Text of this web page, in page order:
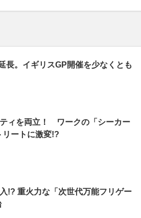
長。イギリスGP開催を少なくとも
ィを両立！ ワークの「シーカー
リートに激変!?
!? 重火力な「次世代万能フリゲー